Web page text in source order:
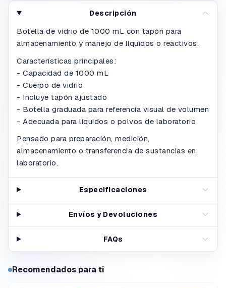
Descripción
Botella de vidrio de 1000 mL con tapón para
almacenamiento y manejo de líquidos o reactivos.
Características principales:
- Capacidad de 1000 mL
- Cuerpo de vidrio
- Incluye tapón ajustado
- Botella graduada para referencia visual de volumen
- Adecuada para líquidos o polvos de laboratorio
Pensado para preparación, medición,
almacenamiento o transferencia de sustancias en
laboratorio.
Especificaciones
Envíos y Devoluciones
FAQs
Recomendados para ti